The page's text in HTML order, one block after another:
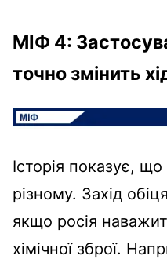
МІФ 4:
точно змінить
Історія показує,
різному. Захід
якщо росія
хімічної зброї.